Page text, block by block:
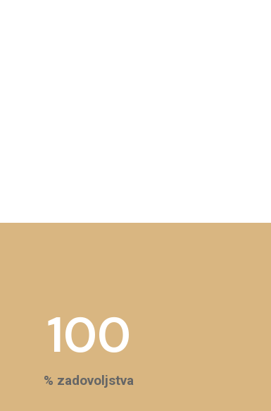
100
% zadovoljstva